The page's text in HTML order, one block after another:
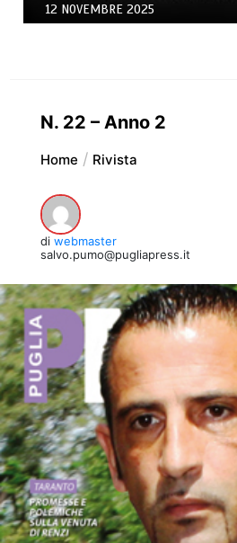
12 NOVEMBRE 2025
N. 22 – Anno 2
Home Rivista
di webmaster
salvo.pumo@pugliapress.it